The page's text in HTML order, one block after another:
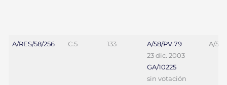
A/RES/58/256 C.5 133
A/58/PV.79
23 dic. 2003
GA/10225
sin votación
A/58/